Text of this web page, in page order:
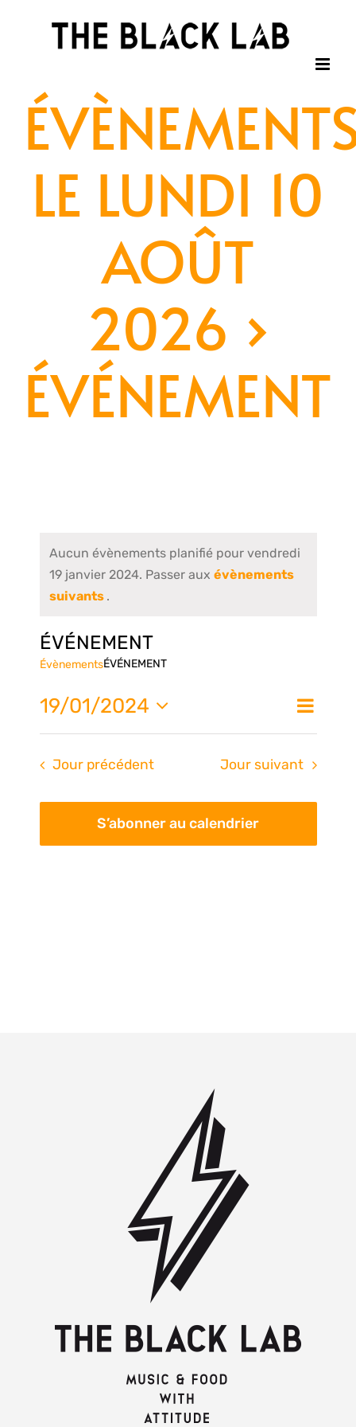
LE LUNDI 10
AOÛT
2026 ›
ÉVÉNEMENT
Aucun évènements planifié pour vendredi
19 janvier 2024. Passer aux évènements
suivants .
ÉVÉNEMENT
ÉvènementsÉVÉNEMENT
de
Jour
19/01/2024
Sélectionnez
date.
Jour précédent Jour suivant
S’abonner au calendrier